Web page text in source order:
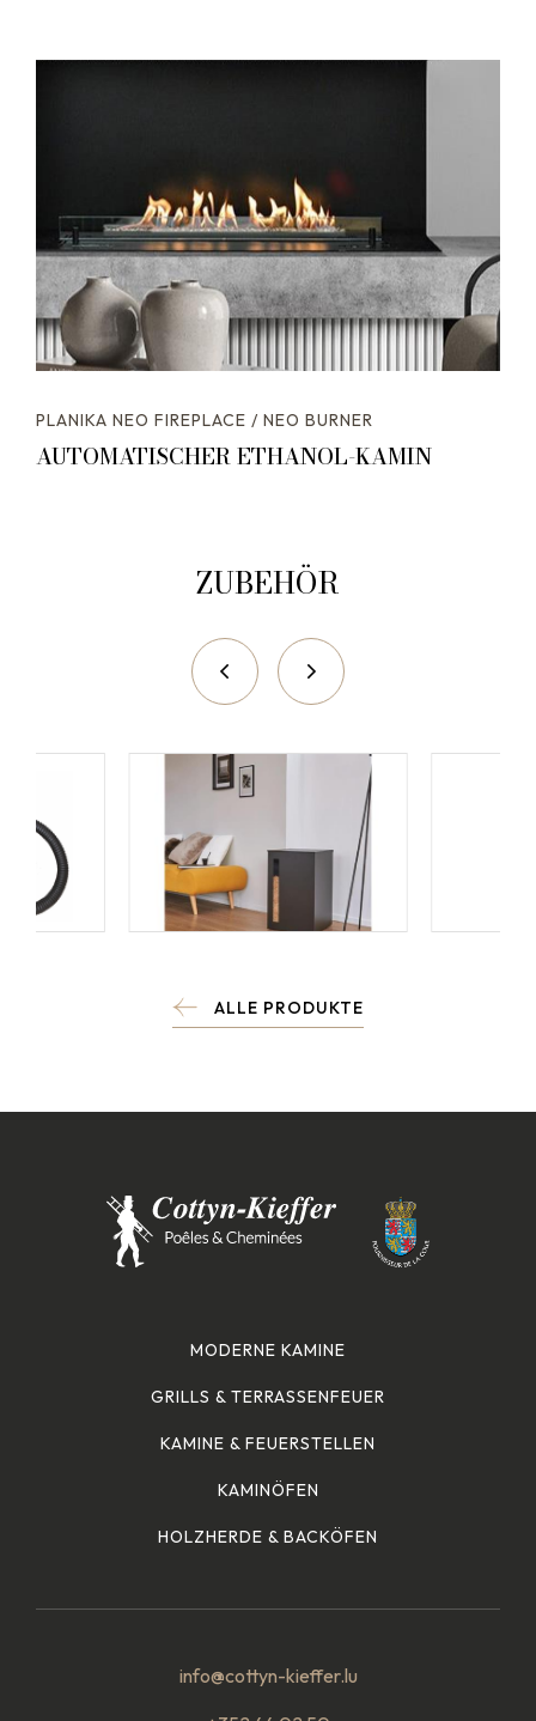
PLANIKA NEO FIREPLACE / NEO BURNER
AUTOMATISCHER ETHANOL-KAMIN
ZUBEHÖR
ALLE PRODUKTE
MODERNE KAMINE
GRILLS & TERRASSENFEUER
KAMINE & FEUERSTELLEN
KAMINÖFEN
HOLZHERDE & BACKÖFEN
info@cottyn-kieffer.lu